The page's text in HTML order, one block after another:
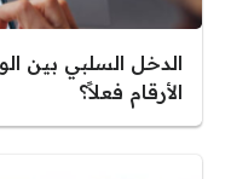
الدخل السلبي بين
الأرقام فعلاً؟